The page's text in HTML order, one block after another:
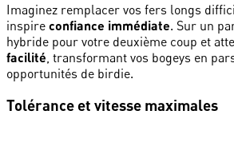
Imaginez remplacer vos fers longs
inspire confiance immédiate. Sur un
hybride pour votre deuxième coup et
facilité , transformant vos bogeys en
opportunités de birdie.
Tolérance et vitesse maximales